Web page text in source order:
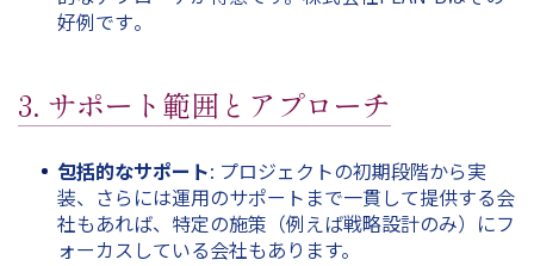
好例です​。
3. サポート範囲とアプローチ
包括的なサポート: プロジェクトの初期段階から実
装、さらには運用のサポートまで一貫して提供する会
社もあれば、特定の施策（例えば戦略設計のみ）にフ
ォーカスしている会社もあります。